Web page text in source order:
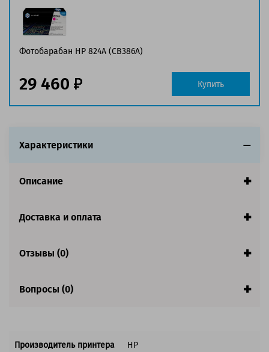
Вид товара:
Оригинальность:
Цвет:Желтый
Ресурс:35 000 страниц формата А4 при 5%
Совместим с аппаратами
Фотобарабан HP 824A (CB386A)
29 460 Купить
Характеристики
Описание
Доставка и оплата
Отзывы (0)
Вопросы (0)
Производитель принтера HP